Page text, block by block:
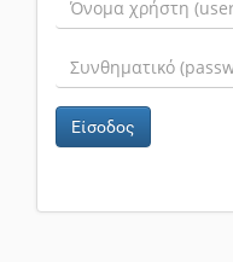
Είσοδος